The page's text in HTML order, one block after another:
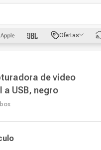
Ofertas
de video
a USB, negro